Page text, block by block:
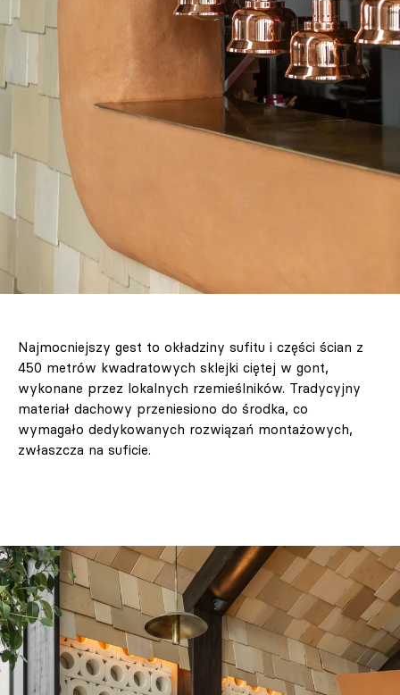
Najmocniejszy gest to okładziny sufitu i części ścian z
450 metrów kwadratowych sklejki ciętej w gont,
wykonane przez lokalnych rzemieślników. Tradycyjny
materiał dachowy przeniesiono do środka, co
wymagało dedykowanych rozwiązań montażowych,
zwłaszcza na suficie.